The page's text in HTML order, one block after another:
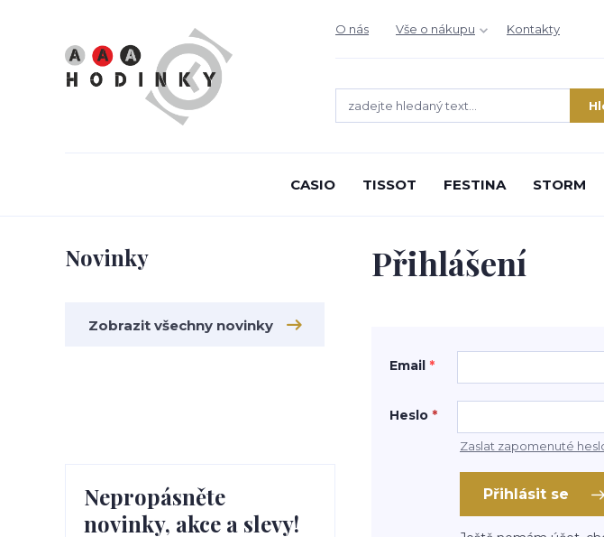
O nás Vše o nákupu Kontakty
CASIO TISSOT FESTINA STORM
Novinky
Zobrazit všechny novinky
Nepropásněte
novinky, akce a slevy!
Přihlášení
Email *
Heslo *
Zaslat zapomenuté
Přihlásit se